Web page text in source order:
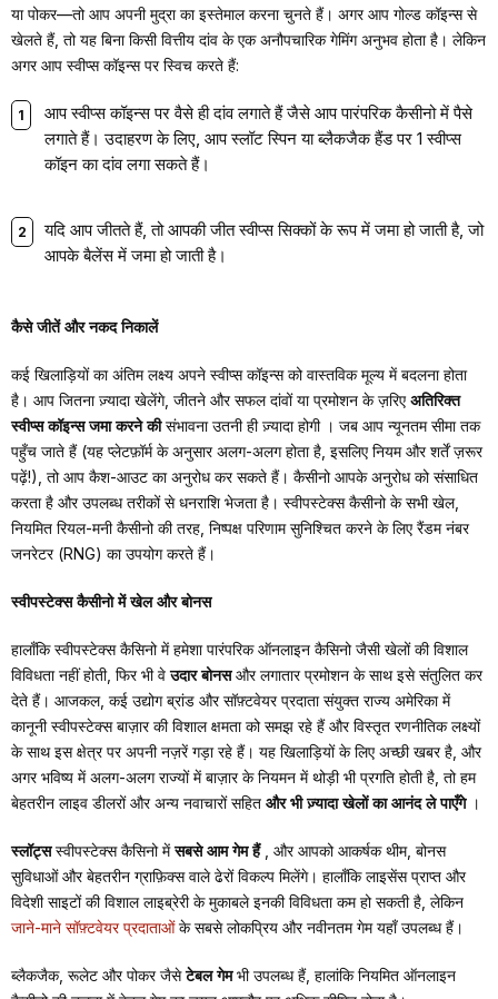
या पोकर—तो आप अपनी मुद्रा का इस्तेमाल करना चुनते हैं। अगर आप गोल्ड कॉइन्स से
खेलते हैं, तो यह बिना किसी वित्तीय दांव के एक अनौपचारिक गेमिंग अनुभव होता है। लेकिन
अगर आप स्वीप्स कॉइन्स पर स्विच करते हैं:
आप स्वीप्स कॉइन्स पर वैसे ही दांव लगाते हैं जैसे आप पारंपरिक कैसीनो में पैसे
लगाते हैं। उदाहरण के लिए, आप स्लॉट स्पिन या ब्लैकजैक हैंड पर 1 स्वीप्स
कॉइन का दांव लगा सकते हैं।
यदि आप जीतते हैं, तो आपकी जीत स्वीप्स सिक्कों के रूप में जमा हो जाती है, जो
आपके बैलेंस में जमा हो जाती है।
कैसे जीतें और नकद निकालें
कई खिलाड़ियों का अंतिम लक्ष्य अपने स्वीप्स कॉइन्स को वास्तविक मूल्य में बदलना होता
है। आप जितना ज़्यादा खेलेंगे, जीतने औरसफल दांवों या प्रमोशन के ज़रिएअतिरिक्त
स्वीप्स कॉइन्स जमा करने कीसंभावना उतनी ही ज़्यादा होगी । जब आप न्यूनतम सीमा तक
पहुँच जाते हैं (यह प्लेटफ़ॉर्म के अनुसार अलग-अलग होता है, इसलिए नियम और शर्तें ज़रूर
पढ़ें!), तो आप कैश-आउट का अनुरोध कर सकते हैं। कैसीनो आपके अनुरोध को संसाधित
करता है और उपलब्ध तरीकों से धनराशि भेजता है। स्वीपस्टेक्स कैसीनो के सभी खेल,
नियमित रियल-मनी कैसीनो की तरह, निष्पक्ष परिणाम सुनिश्चित करने के लिए रैंडम नंबर
जनरेटर (RNG) का उपयोग करते हैं।
स्वीपस्टेक्स कैसीनो में खेल और बोनस
हालाँकि स्वीपस्टेक्स कैसिनो में हमेशा पारंपरिक ऑनलाइन कैसिनो जैसी खेलों की विशाल
विविधता नहीं होती, फिर भी वे उदार बोनस और लगातार प्रमोशन के साथ इसे संतुलित कर
देते हैं। आजकल, कई उद्योग ब्रांड और सॉफ़्टवेयर प्रदाता संयुक्त राज्य अमेरिका में
कानूनी स्वीपस्टेक्स बाज़ार की विशाल क्षमता को समझ रहे हैं और विस्तृत रणनीतिक लक्ष्यों
के साथ इस क्षेत्र पर अपनी नज़रें गड़ा रहे हैं। यह खिलाड़ियों के लिए अच्छी खबर है, और
अगर भविष्य में अलग-अलग राज्यों में बाज़ार के नियमन में थोड़ी भी प्रगति होती है, तोहम
बेहतरीन लाइव डीलरों और अन्य नवाचारों सहित और भी ज़्यादा खेलों का आनंद ले पाएँगे।
स्लॉट्सस्वीपस्टेक्स कैसिनो मेंसबसे आम गेम हैं
, और आपको आकर्षक थीम, बोनस
सुविधाओं और बेहतरीन ग्राफ़िक्स वाले ढेरों विकल्प मिलेंगे। हालाँकि लाइसेंस प्राप्त और
विदेशी साइटों की विशाल लाइब्रेरी के मुकाबले इनकी विविधता कम हो सकती है, लेकिन
जाने-माने सॉफ़्टवेयर प्रदाताओंके सबसे लोकप्रिय और नवीनतम गेमयहाँ उपलब्ध हैं।
ब्लैकजैक, रूलेट और पोकर जैसेटेबल गेम भी उपलब्ध हैं, हालांकि नियमित ऑनलाइन